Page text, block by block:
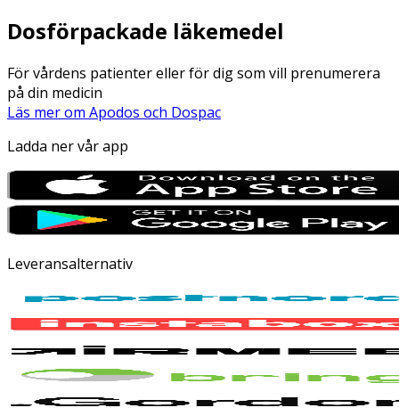
Dosförpackade läkemedel
För vårdens patienter eller för dig som vill prenumerera
på din medicin
Läs mer om Apodos och Dospac
Ladda ner vår app
Leveransalternativ